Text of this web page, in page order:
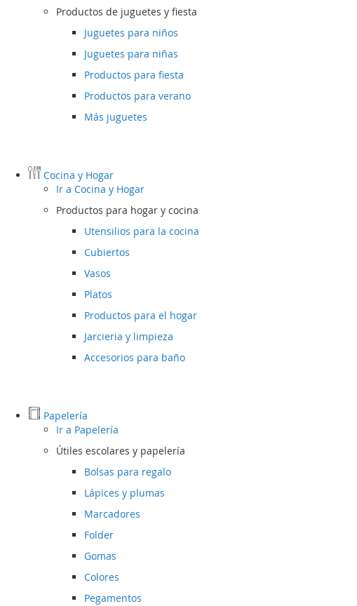
Productos de juguetes y fiesta
Juguetes para niños
Juguetes para niñas
Productos para fiesta
Productos para verano
Más juguetes
Cocina y Hogar
Ir a Cocina y Hogar
Productos para hogar y cocina
Utensilios para la cocina
Cubiertos
Vasos
Platos
Productos para el hogar
Jarcieria y limpieza
Accesorios para baño
Papelería
Ir a Papelería
Útiles escolares y papelería
Bolsas para regalo
Lápices y plumas
Marcadores
Folder
Gomas
Colores
Pegamentos